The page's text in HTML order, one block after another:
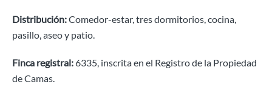
Distribución:Comedor-estar, tres dormitorios, cocina,
pasillo, aseo y patio.
Finca registral:6335, inscrita en el Registro de la Propiedad
de Camas.